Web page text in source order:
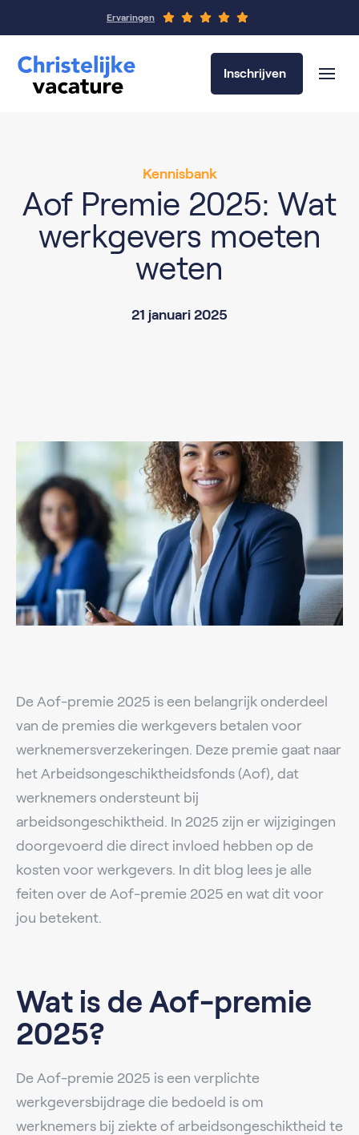
Ervaringen
Inschrijven
Kennisbank
Aof Premie 2025: Wat
werkgevers moeten
weten
21 januari 2025
De Aof-premie 2025 is een belangrijk onderdeel
van de premies die werkgevers betalen voor
werknemersverzekeringen. Deze premie gaat naar
het Arbeidsongeschiktheidsfonds (Aof), dat
werknemers ondersteunt bij
arbeidsongeschiktheid. In 2025 zijn er wijzigingen
doorgevoerd die direct invloed hebben op de
kosten voor werkgevers. In dit blog lees je alle
feiten over de Aof-premie 2025 en wat dit voor
jou betekent.
Wat is de Aof-premie
2025?
De Aof-premie 2025 is een verplichte
werkgeversbijdrage die bedoeld is om
werknemers bij ziekte of arbeidsongeschiktheid te